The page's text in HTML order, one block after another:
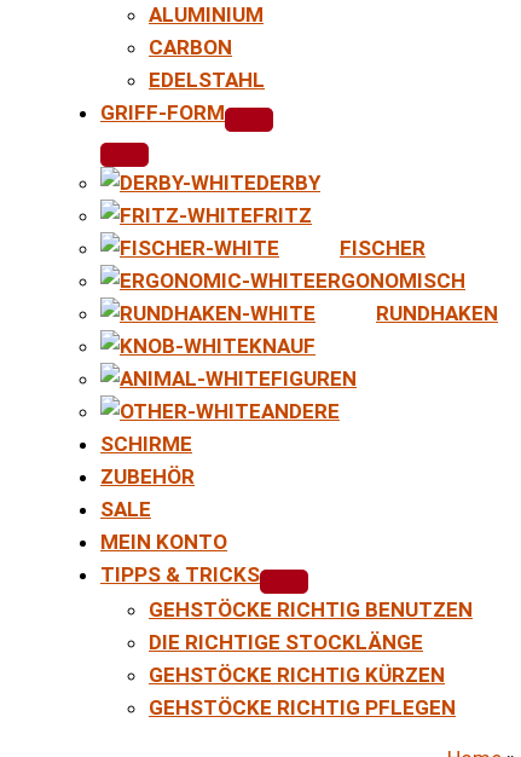
ALUMINIUM
CARBON
EDELSTAHL
GRIFF-FORM
DERBY
FRITZ
FISCHER
ERGONOMISCH
RUNDHAKEN
KNAUF
FIGUREN
ANDERE
SCHIRME
ZUBEHÖR
SALE
MEIN KONTO
TIPPS & TRICKS
GEHSTÖCKE RICHTIG BENUTZEN
DIE RICHTIGE STOCKLÄNGE
GEHSTÖCKE RICHTIG KÜRZEN
GEHSTÖCKE RICHTIG PFLEGEN